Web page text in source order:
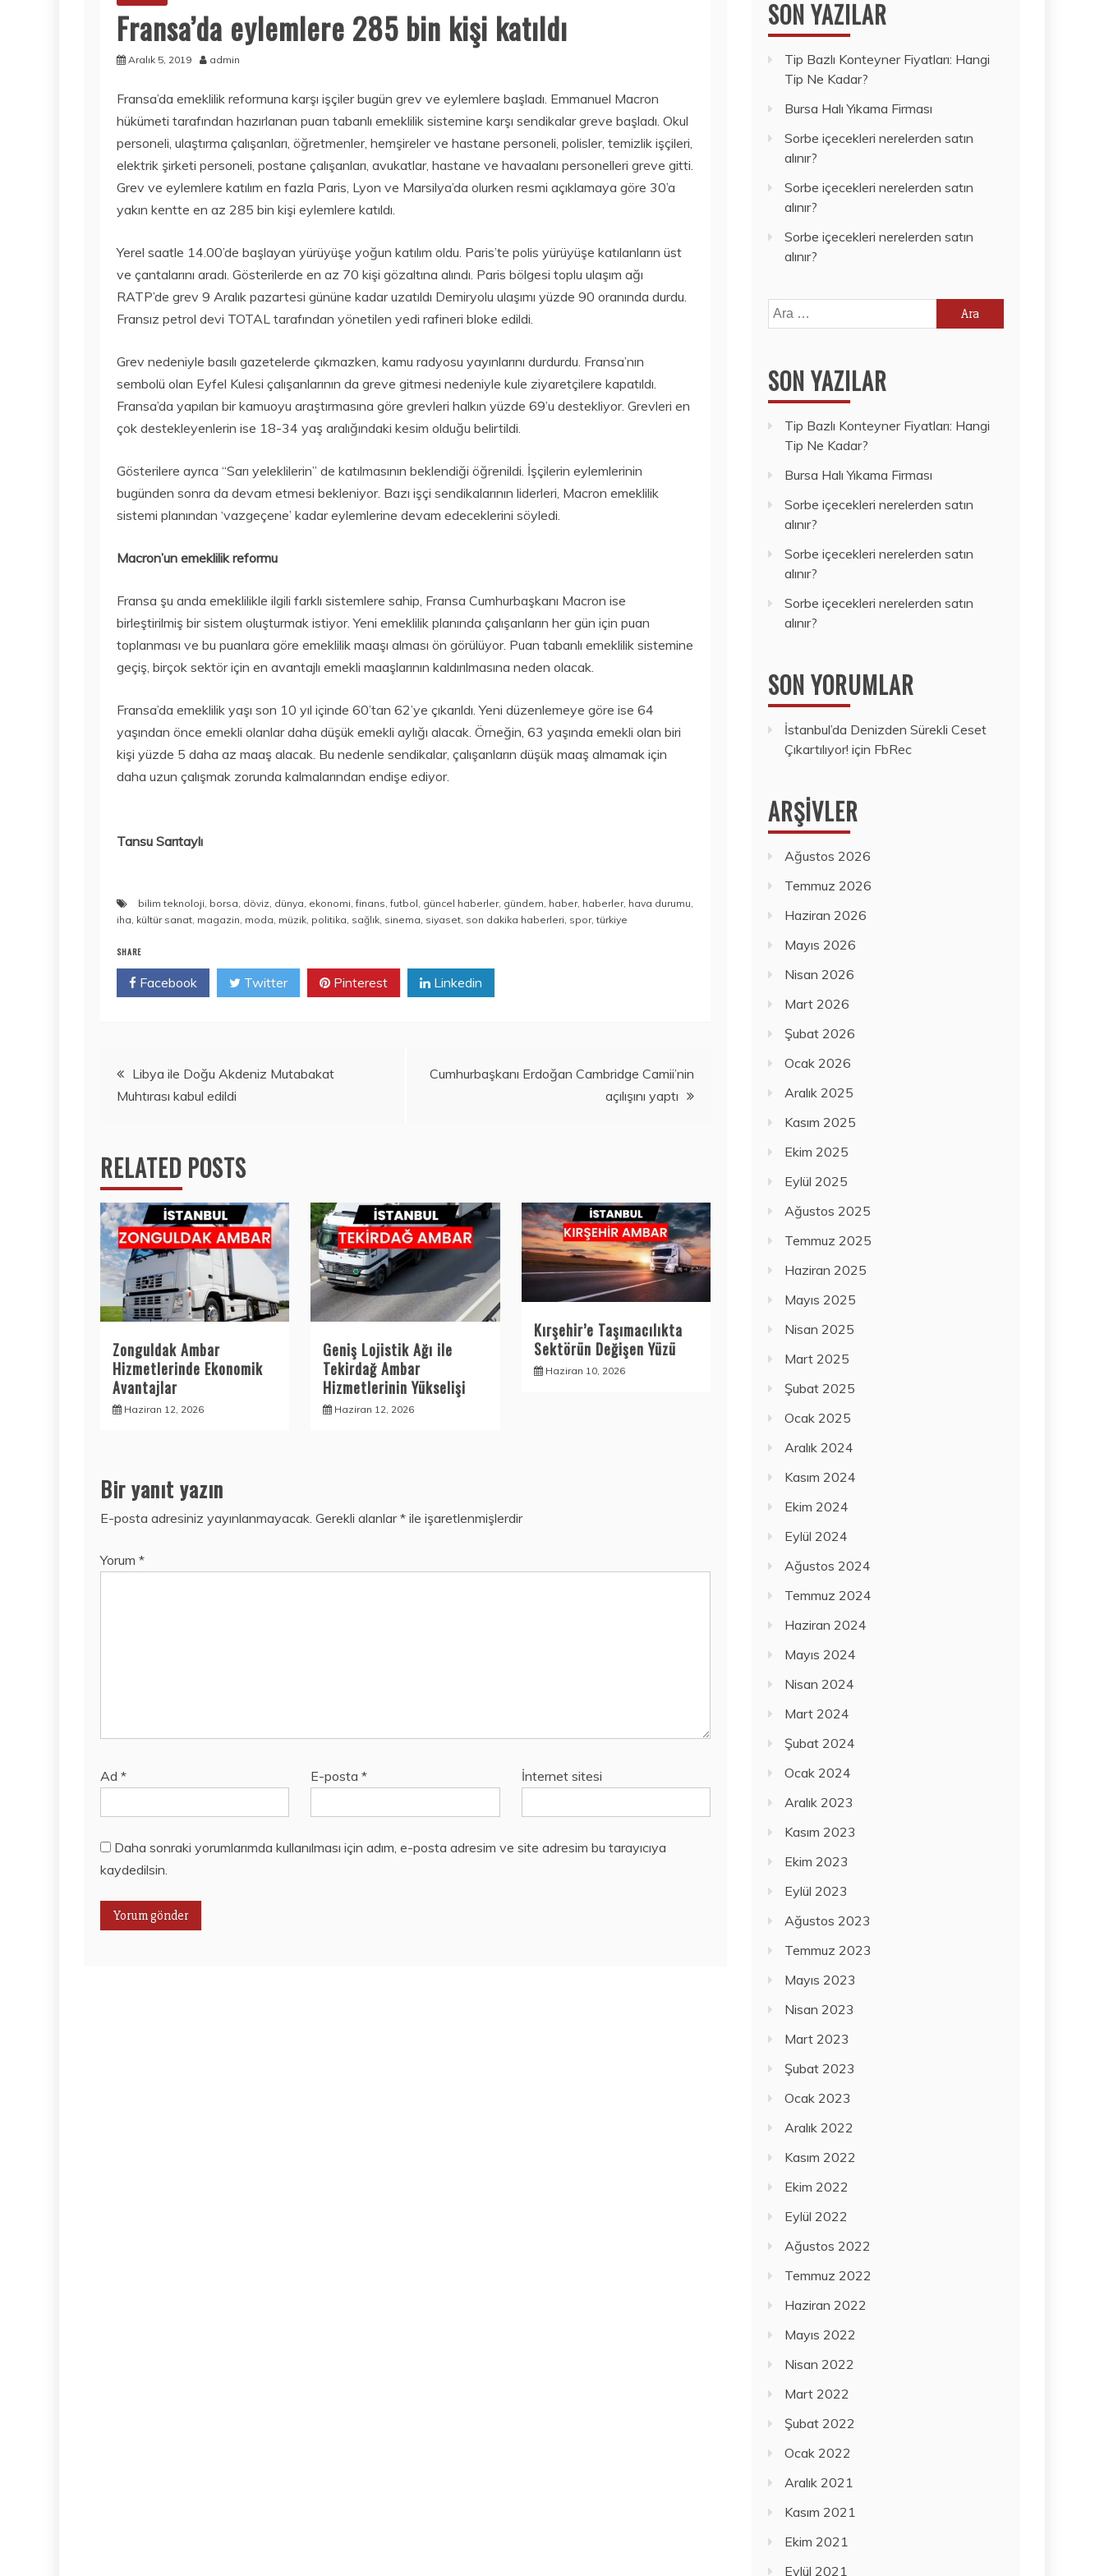
Fransa’da eylemlere 285 bin kişi katıldı
Aralık 5, 2019 admin
Fransa’da emeklilik reformuna karşı işçiler bugün grev ve eylemlere başladı. Emmanuel Macron
hükümeti tarafından hazırlanan puan tabanlı emeklilik sistemine karşı sendikalar greve başladı. Okul
personeli, ulaştırma çalışanları, öğretmenler, hemşireler ve hastane personeli, polisler, temizlik işçileri,
elektrik şirketi personeli, postane çalışanları, avukatlar, hastane ve havaalanı personelleri greve gitti.
Grev ve eylemlere katılım en fazla Paris, Lyon ve Marsilya’da olurken resmi açıklamaya göre 30’a
yakın kentte en az 285 bin kişi eylemlere katıldı.
Yerel saatle 14.00’de başlayan yürüyüşe yoğun katılım oldu. Paris’te polis yürüyüşe katılanların üst
ve çantalarını aradı. Gösterilerde en az 70 kişi gözaltına alındı. Paris bölgesi toplu ulaşım ağı
RATP’de grev 9 Aralık pazartesi gününe kadar uzatıldı Demiryolu ulaşımı yüzde 90 oranında durdu.
Fransız petrol devi TOTAL tarafından yönetilen yedi rafineri bloke edildi.
Grev nedeniyle basılı gazetelerde çıkmazken, kamu radyosu yayınlarını durdurdu. Fransa’nın
sembolü olan Eyfel Kulesi çalışanlarının da greve gitmesi nedeniyle kule ziyaretçilere kapatıldı.
Fransa’da yapılan bir kamuoyu araştırmasına göre grevleri halkın yüzde 69’u destekliyor. Grevleri en
çok destekleyenlerin ise 18-34 yaş aralığındaki kesim olduğu belirtildi.
Gösterilere ayrıca “Sarı yeleklilerin” de katılmasının beklendiği öğrenildi. İşçilerin eylemlerinin
bugünden sonra da devam etmesi bekleniyor. Bazı işçi sendikalarının liderleri, Macron emeklilik
sistemi planından ‘vazgeçene’ kadar eylemlerine devam edeceklerini söyledi.
Macron’un emeklilik reformu
Fransa şu anda emeklilikle ilgili farklı sistemlere sahip, Fransa Cumhurbaşkanı Macron ise
birleştirilmiş bir sistem oluşturmak istiyor. Yeni emeklilik planında çalışanların her gün için puan
toplanması ve bu puanlara göre emeklilik maaşı alması ön görülüyor. Puan tabanlı emeklilik sistemine
geçiş, birçok sektör için en avantajlı emekli maaşlarının kaldırılmasına neden olacak.
Fransa’da emeklilik yaşı son 10 yıl içinde 60’tan 62’ye çıkarıldı. Yeni düzenlemeye göre ise 64
yaşından önce emekli olanlar daha düşük emekli aylığı alacak. Örneğin, 63 yaşında emekli olan biri
kişi yüzde 5 daha az maaş alacak. Bu nedenle sendikalar, çalışanların düşük maaş almamak için
daha uzun çalışmak zorunda kalmalarından endişe ediyor.
Tansu Sarıtaylı
bilim teknoloji, borsa, döviz, dünya, ekonomi,finans,futbol, güncel haberler, gündem, haber, haberler, hava durumu,
iha, kültür sanat, magazin, moda, müzik, politika, sağlık, sinema, siyaset, son dakika haberleri, spor,türkiye
SHARE
Facebook Twitter Pinterest Linkedin
Yazı
gezinmesi
Libya ile Doğu Akdeniz Mutabakat
Muhtırası kabul edildi
Cumhurbaşkanı Erdoğan Cambridge Camii’nin
açılışını yaptı
RELATED POSTS
Zonguldak Ambar
Hizmetlerinde Ekonomik
Avantajlar
Haziran 12, 2026
Geniş Lojistik Ağı ile
Tekirdağ Ambar
Hizmetlerinin Yükselişi
Haziran 12, 2026
Kırşehir’e Taşımacılıkta
Sektörün Değişen Yüzü
Haziran 10, 2026
Bir yanıt yazın
E-posta adresiniz yayınlanmayacak. Gerekli alanlar* ile işaretlenmişlerdir
Yorum *
Ad * E-posta* İnternet sitesi
Daha sonraki yorumlarımda kullanılması için adım, e-posta adresim ve site adresim bu tarayıcıya
kaydedilsin.
SON YAZILAR
Tip Bazlı Konteyner Fiyatları: Hangi
Tip Ne Kadar?
Bursa Halı Yıkama Firması
Sorbe içecekleri nerelerden satın
alınır?
Sorbe içecekleri nerelerden satın
alınır?
Sorbe içecekleri nerelerden satın
alınır?
Arama:
SON YAZILAR
Tip Bazlı Konteyner Fiyatları: Hangi
Tip Ne Kadar?
Bursa Halı Yıkama Firması
Sorbe içecekleri nerelerden satın
alınır?
Sorbe içecekleri nerelerden satın
alınır?
Sorbe içecekleri nerelerden satın
alınır?
SON YORUMLAR
İstanbul’da Denizden Sürekli Ceset
Çıkartılıyor! için FbRec
ARŞIVLER
Ağustos 2026
Temmuz 2026
Haziran 2026
Mayıs 2026
Nisan 2026
Mart 2026
Şubat 2026
Ocak 2026
Aralık 2025
Kasım 2025
Ekim 2025
Eylül 2025
Ağustos 2025
Temmuz 2025
Haziran 2025
Mayıs 2025
Nisan 2025
Mart 2025
Şubat 2025
Ocak 2025
Aralık 2024
Kasım 2024
Ekim 2024
Eylül 2024
Ağustos 2024
Temmuz 2024
Haziran 2024
Mayıs 2024
Nisan 2024
Mart 2024
Şubat 2024
Ocak 2024
Aralık 2023
Kasım 2023
Ekim 2023
Eylül 2023
Ağustos 2023
Temmuz 2023
Mayıs 2023
Nisan 2023
Mart 2023
Şubat 2023
Ocak 2023
Aralık 2022
Kasım 2022
Ekim 2022
Eylül 2022
Ağustos 2022
Temmuz 2022
Haziran 2022
Mayıs 2022
Nisan 2022
Mart 2022
Şubat 2022
Ocak 2022
Aralık 2021
Kasım 2021
Ekim 2021
Eylül 2021